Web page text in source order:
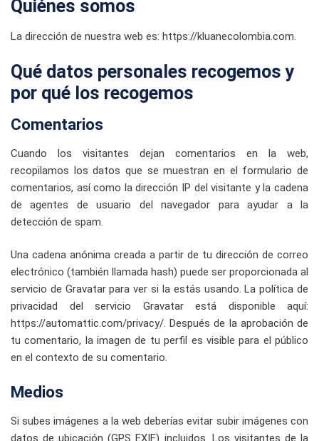
Quiénes somos
La dirección de nuestra web es: https://kluanecolombia.com.
Qué datos personales recogemos y
por qué los recogemos
Comentarios
Cuando los visitantes dejan comentarios en la web,
recopilamos los datos que se muestran en el formulario de
comentarios, así como la dirección IP del visitante y la cadena
de agentes de usuario del navegador para ayudar a la
detección de spam.
Una cadena anónima creada a partir de tu dirección de correo
electrónico (también llamada hash) puede ser proporcionada al
servicio de Gravatar para ver si la estás usando. La política de
privacidad del servicio Gravatar está disponible aquí:
https://automattic.com/privacy/. Después de la aprobación de
tu comentario, la imagen de tu perfil es visible para el público
en el contexto de su comentario.
Medios
Si subes imágenes a la web deberías evitar subir imágenes con
datos de ubicación (GPS EXIF) incluidos. Los visitantes de la